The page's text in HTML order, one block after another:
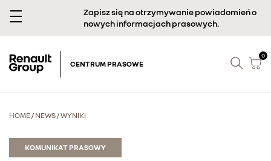
Zapisz się na otrzymywanie powiadomień o
nowych informacjach prasowych.
CENTRUM PRASOWE
0
HOME/ NEWS/WYNIKI
KOMUNIKAT PRASOWY